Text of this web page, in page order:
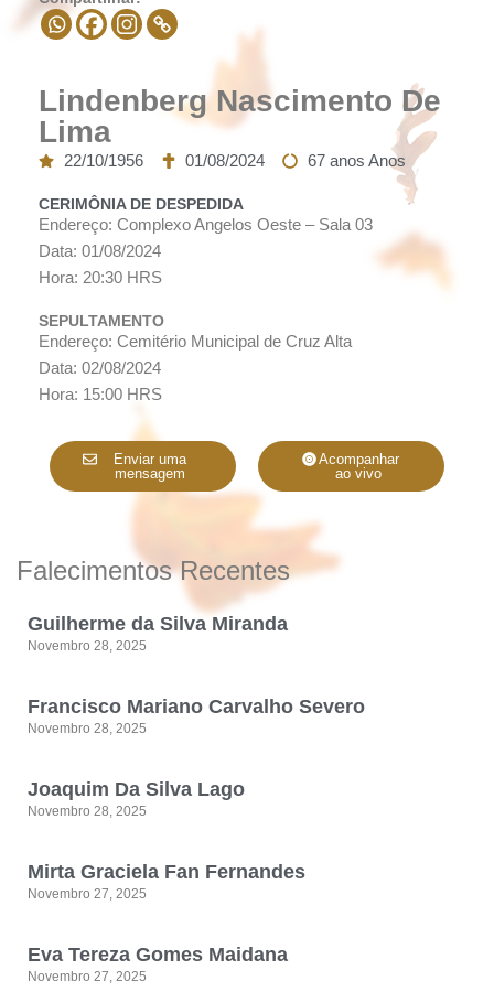
Lindenberg Nascimento De
Lima
22/10/1956 01/08/2024 67 anos Anos
CERIMÔNIA DE DESPEDIDA
Endereço: Complexo Angelos Oeste – Sala 03
Data: 01/08/2024
Hora: 20:30 HRS
SEPULTAMENTO
Endereço: Cemitério Municipal de Cruz Alta
Data: 02/08/2024
Hora: 15:00 HRS
Enviar uma
mensagem
Acompanhar
ao vivo
Falecimentos Recentes
Guilherme da Silva Miranda
Novembro 28, 2025
Francisco Mariano Carvalho Severo
Novembro 28, 2025
Joaquim Da Silva Lago
Novembro 28, 2025
Mirta Graciela Fan Fernandes
Novembro 27, 2025
Eva Tereza Gomes Maidana
Novembro 27, 2025